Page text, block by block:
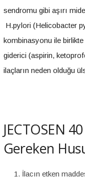
sendromu gibi aşırı
H.pylori (Helicobacter
kombinasyonu ile
giderici (aspirin,
ilaçların neden olduğu
JECTOSEN
Gereken
İlacın etken